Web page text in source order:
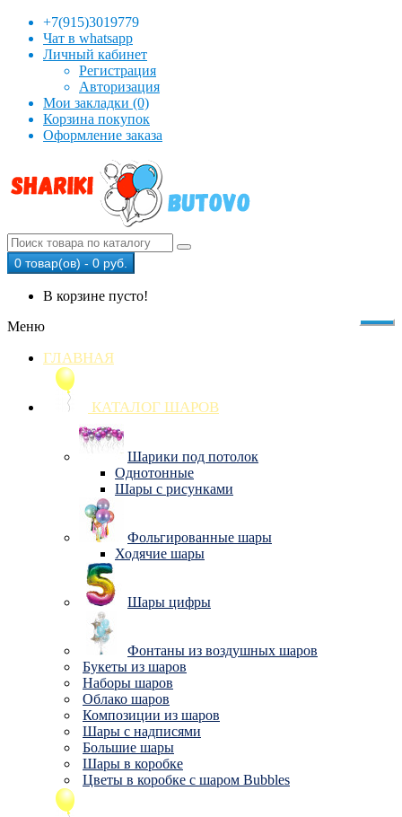
+7(915)3019779
Чат в whatsapp
Личный кабинет
Регистрация
Авторизация
Мои закладки (0)
Корзина покупок
Оформление заказа
0 товар(ов) - 0 руб.
В корзине пусто!
Меню
ГЛАВНАЯ
КАТАЛОГ ШАРОВ
Шарики под потолок
Однотонные
Шары с рисунками
Фольгированные шары
Ходячие шары
Шары цифры
Фонтаны из воздушных шаров
Букеты из шаров
Наборы шаров
Облако шаров
Композиции из шаров
Шары с надписями
Большие шары
Шары в коробке
Цветы в коробке с шаром Bubbles